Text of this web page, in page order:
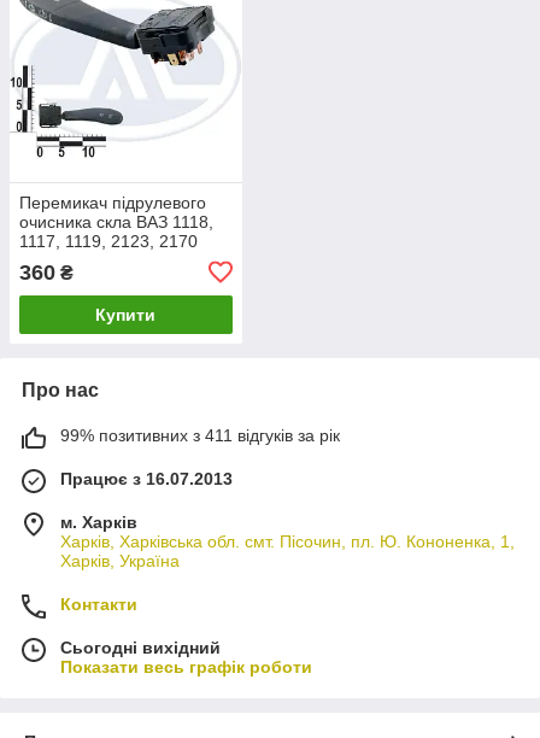
Перемикач підрулевого
очисника скла ВАЗ 1118,
1117, 1119, 2123, 2170
360 ₴
Купити
Про нас
99% позитивних з 411 відгуків за рік
Працює з 16.07.2013
м. Харків
Харків, Харківська обл. смт. Пісочин, пл. Ю. Кононенка, 1,
Харків, Україна
Контакти
Сьогодні вихідний
Показати весь графік роботи